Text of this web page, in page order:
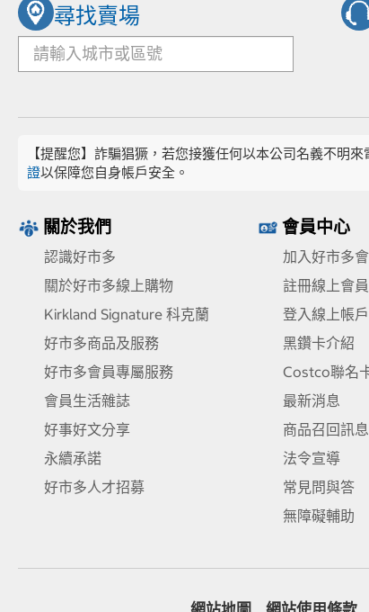
尋找賣場
【提醒您】詐騙猖獗，若您接獲任何以本公司名義不明
證以保障您自身帳戶安全。
關於我們
認識好市多
關於好市多線上購物
Kirkland Signature 科克蘭
好市多商品及服務
好市多會員專屬服務
會員生活雜誌
好事好文分享
永續承諾
好市多人才招募
會員中心
加入好市多
註冊線上會員
登入線上帳戶
黑鑽卡介紹
Costco聯名
最新消息
商品召回訊息
法令宣導
常見問與答
無障礙輔助